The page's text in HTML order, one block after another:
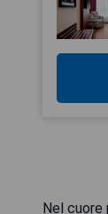
Nel cuore